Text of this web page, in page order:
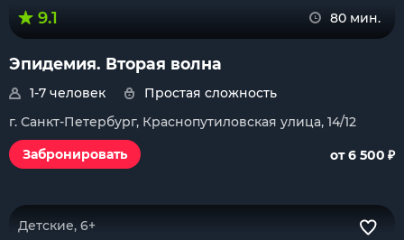
9.1 80 мин.
Эпидемия. Вторая волна
1-7 человек
Простая сложность
г. Санкт-Петербург, Краснопутиловская улица, 14/12
Забронировать
от 6 500 ₽
Детские, 6+